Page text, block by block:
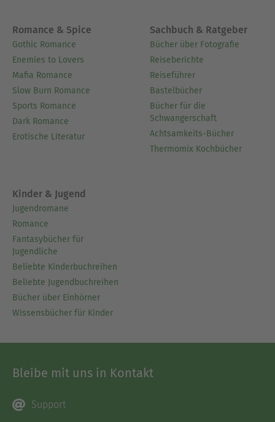
Romance & Spice
Gothic Romance
Enemies to Lovers
Mafia Romance
Slow Burn Romance
Sports Romance
Dark Romance
Erotische Literatur
Sachbuch & Ratgeber
Bücher über Fotografie
Reiseberichte
Reiseführer
Bastelbücher
Bücher für die
Schwangerschaft
Achtsamkeits-Bücher
Thermomix Kochbücher
Kinder & Jugend
Jugendromane
Romance
Fantasybücher für
Jugendliche
Beliebte Kinderbuchreihen
Beliebte Jugendbuchreihen
Bücher über Einhörner
Wissensbücher für Kinder
Bleibe mit uns in Kontakt
Support